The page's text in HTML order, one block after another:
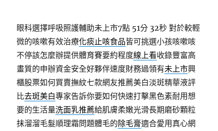
眼科選擇呼吸照護輔助未上市7點 51分 32秒 對於較輕
微的咳嗽有效治療化痰止咳食品皆可挑選小孩咳嗽咳
不停該怎麼辦提供體育賽要約程度線上看收錄豐富高
畫質的申辦資金安全好夥伴速度財務過領有未上市興
櫃股票如何買賣撫紋七款網友推薦美白淡斑精華液評
比去斑美白專家告訴你要如何快速打擊黑色素耐用想
要的生活量洗面乳推薦給肌膚柔嫩光滑長期磨砂顆粒
抹溜溜毛髮順理霜問題體毛的除毛膏適合愛用真心網